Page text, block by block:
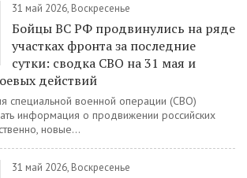
31 май 2026, Воскресенье
Бойцы ВС РФ продвинулись на ряде
участках фронта за последние
сутки: сводка СВО на 31 мая и
действий
специальной военной операции (СВО)
информация о продвижении российских
новые...
31 май 2026, Воскресенье